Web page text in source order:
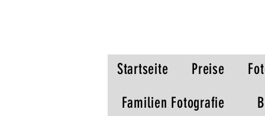
Startseite Preise
Familien Fotografie